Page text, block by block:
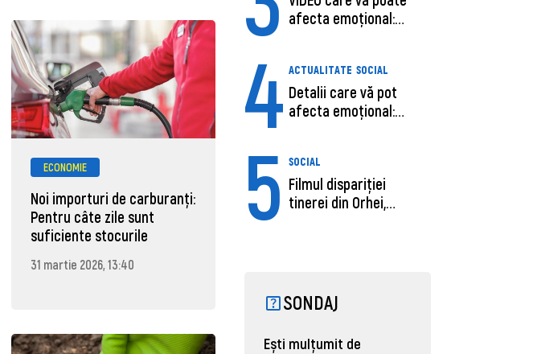
ECONOMIE
Noi importuri de carburanți:
Pentru câte zile sunt
suficiente stocurile
31 martie 2026, 13:40
afecta emoțional:
4 ACTUALITATE SOCIAL
Detalii care vă pot
afecta emoțional:
5 SOCIAL
Filmul dispariției
tinerei din Orhei,
SONDAJ
Ești mulțumit de